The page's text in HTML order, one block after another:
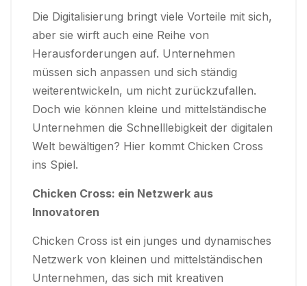
Die Digitalisierung bringt viele Vorteile mit sich,
aber sie wirft auch eine Reihe von
Herausforderungen auf. Unternehmen
müssen sich anpassen und sich ständig
weiterentwickeln, um nicht zurückzufallen.
Doch wie können kleine und mittelständische
Unternehmen die Schnelllebigkeit der digitalen
Welt bewältigen? Hier kommt Chicken Cross
ins Spiel.
Chicken Cross: ein Netzwerk aus
Innovatoren
Chicken Cross ist ein junges und dynamisches
Netzwerk von kleinen und mittelständischen
Unternehmen, das sich mit kreativen